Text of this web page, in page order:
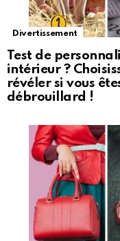
Divertissement
Test de
intérieur ?
révéler si vous
débrouillard !